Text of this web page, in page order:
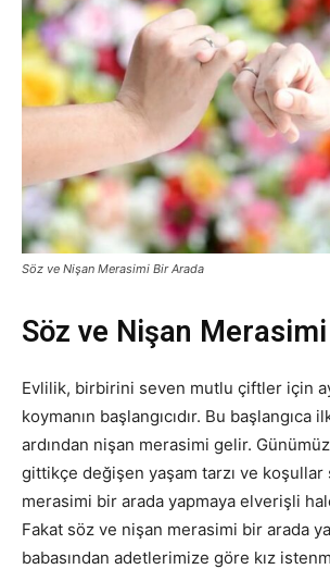
Söz ve Nişan Merasimi Bir Arada
Söz ve Nişan
Evlilik, birbirini seven mutlu çiftler için
koymanın başlangıcıdır. Bu başlangıca
ardından nişan merasimi gelir.
gittikçe değişen yaşam tarzı ve koşullar
merasimi bir arada yapmaya elverişli
Fakat söz ve nişan merasimi bir arada
babasından adetlerimize göre kız